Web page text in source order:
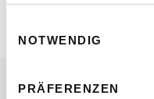
NOTWENDIG
PRÄFERENZEN